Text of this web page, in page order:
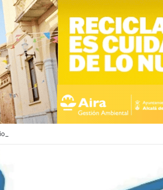
del PSOE con la vivienda protegida en Alcalá de